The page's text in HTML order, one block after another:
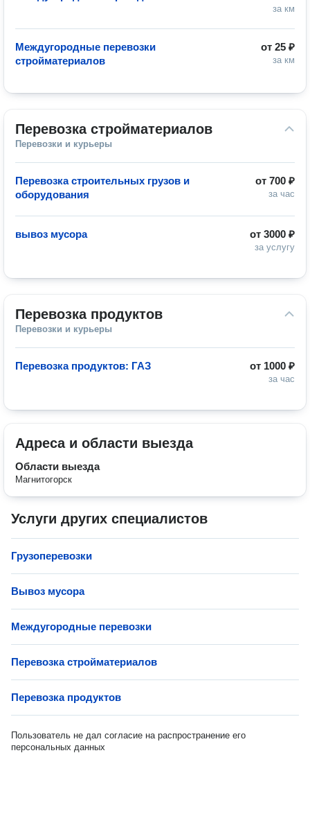
за км
от 25 ₽
за км
Междугородные перевозки
стройматериалов
Перевозка стройматериалов
Перевозки и курьеры
от 700 ₽
за час
Перевозка строительных грузов и
оборудования
от 3000 ₽
за услугу
вывоз мусора
Перевозка продуктов
Перевозки и курьеры
от 1000 ₽
за час
Перевозка продуктов: ГАЗ
Адреса и области выезда
Области выезда
Магнитогорск
Услуги других специалистов
Грузоперевозки
Вывоз мусора
Междугородные перевозки
Перевозка стройматериалов
Перевозка продуктов
Пользователь не дал согласие на распространение его
персональных данных